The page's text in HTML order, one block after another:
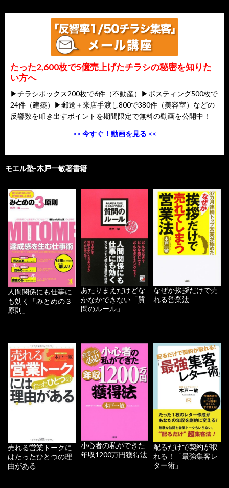
たった2,600枚で5億売上げたチラシの秘密を知りた
い方へ
▶チラシボックス200枚で6件（不動産）▶ポスティング500枚で
24件（建築）▶郵送＋来店手渡し800で380件（美容室）などの
反響数を叩き出すポイントを期間限定で無料の動画を公開中！
>> 今すぐ！動画を見る <<
モエル塾-木戸一敏著書籍
人間関係にも仕事に
も効く「みとめの３
原則」
あたりまえだけどな
かなかできない「質
問のルール」
なぜか挨拶だけで売
れる営業法
売れる営業トークに
はたったひとつの理
由がある
小心者の私ができた
年収1200万円獲得法
配るだけで契約が取
れる！「最強集客レ
ター術」